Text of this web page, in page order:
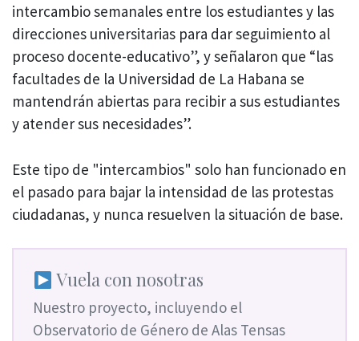
intercambio semanales entre los estudiantes y las
direcciones universitarias para dar seguimiento al
proceso docente-educativo”, y señalaron que “las
facultades de la Universidad de La Habana se
mantendrán abiertas para recibir a sus estudiantes
y atender sus necesidades”.
Este tipo de "intercambios" solo han funcionado en
el pasado para bajar la intensidad de las protestas
ciudadanas, y nunca resuelven la situación de base.
Vuela con nosotras
Nuestro proyecto, incluyendo el
Observatorio de Género de Alas Tensas